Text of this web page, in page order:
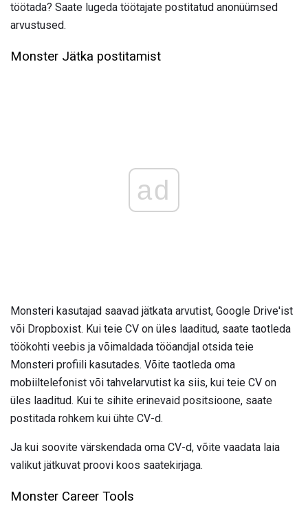
töötada? Saate lugeda töötajate postitatud anonüümsed
arvustused.
Monster Jätka postitamist
ad
Monsteri kasutajad saavad jätkata arvutist, Google Drive'ist
või Dropboxist. Kui teie CV on üles laaditud, saate taotleda
töökohti veebis ja võimaldada tööandjal otsida teie
Monsteri profiili kasutades. Võite taotleda oma
mobiiltelefonist või tahvelarvutist ka siis, kui teie CV on
üles laaditud. Kui te sihite erinevaid positsioone, saate
postitada rohkem kui ühte CV-d.
Ja kui soovite värskendada oma CV-d, võite vaadata laia
valikut jätkuvat proovi koos saatekirjaga.
Monster Career Tools